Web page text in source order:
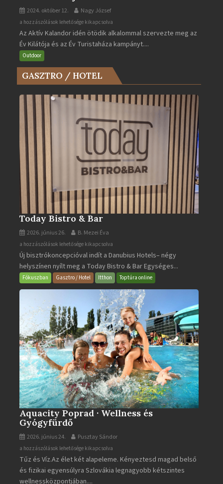
2024. október 12. Nagy József
Az
Év
Kilátója
és
az
Év
bejegyzéshez
a hozzászólások lehetősége kikapcsolva
Az Aktív Kalandor idén ötödik alkalommal szervezte meg az
Év Kilátója és az Év Turistaháza kampányt....
Outdoor
GASZTRO / HOTEL
Today Bistro & Bar
2026. június 26. B. Mezei Éva
Today
Bistro
&
Bar
bejegyzéshez
a hozzászólások lehetősége kikapcsolva
Új bisztrókoncepcióval indít a Danubius Hotels– négy
helyszínen nyílt meg a Today Bistro & Bar Egységes...
Fókuszban Gasztro / Hotel Itthon Toptúra online
Aquacity Poprad · Wellness és
Gyógyfürdő
2026. június 24. Pusztay Sándor
Aquacity
Poprad
·
Wellness
a hozzászólások lehetősége kikapcsolva
Tűz és Víz.Az élet két alapeleme. Kényeztesd magad belső
és fizikai egyensúlyra Szlovákia legnagyobb kétszintes
wellnessközpontjában....